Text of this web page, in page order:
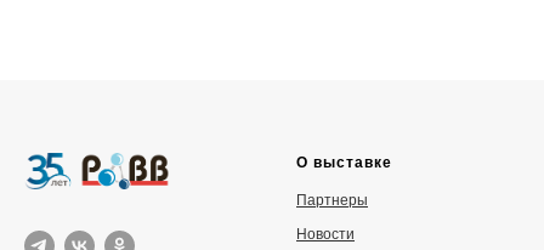
О выставке
Партнеры
Новости